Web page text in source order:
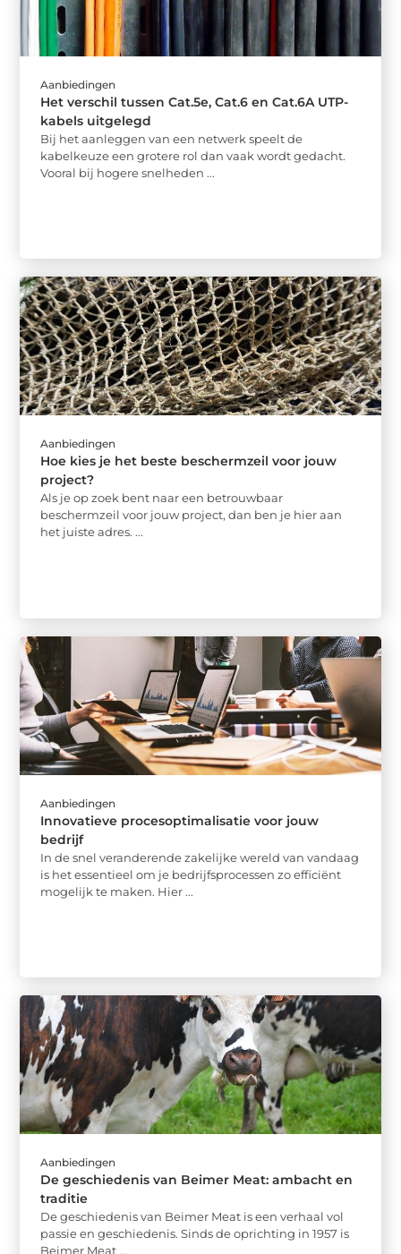
Aanbiedingen
Het verschil tussen Cat.5e, Cat.6 en Cat.6A UTP-
kabels uitgelegd
Bij het aanleggen van een netwerk speelt de
kabelkeuze een grotere rol dan vaak wordt gedacht.
Vooral bij hogere snelheden ...
Aanbiedingen
Hoe kies je het beste beschermzeil voor jouw
project?
Als je op zoek bent naar een betrouwbaar
beschermzeil voor jouw project, dan ben je hier aan
het juiste adres. ...
Aanbiedingen
Innovatieve procesoptimalisatie voor jouw
bedrijf
In de snel veranderende zakelijke wereld van vandaag
is het essentieel om je bedrijfsprocessen zo efficiënt
mogelijk te maken. Hier ...
Aanbiedingen
De geschiedenis van Beimer Meat: ambacht en
traditie
De geschiedenis van Beimer Meat is een verhaal vol
passie en geschiedenis. Sinds de oprichting in 1957 is
Beimer Meat ...